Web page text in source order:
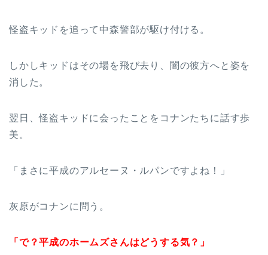
怪盗キッドを追って中森警部が駆け付ける。
しかしキッドはその場を飛び去り、闇の彼方へと姿を
消した。
翌日、怪盗キッドに会ったことをコナンたちに話す歩
美。
「まさに平成のアルセーヌ・ルパンですよね！」
灰原がコナンに問う。
「で？平成のホームズさんはどうする気？」